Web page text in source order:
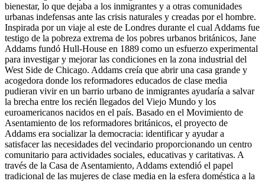
bienestar, lo que dejaba a los inmigrantes y a otras comunidades
urbanas indefensas ante las crisis naturales y creadas por el hombre.
Inspirada por un viaje al este de Londres durante el cual Addams fue
testigo de la pobreza extrema de los pobres urbanos británicos, Jane
Addams fundó Hull-House en 1889 como un esfuerzo experimental
para investigar y mejorar las condiciones en la zona industrial del
West Side de Chicago. Addams creía que abrir una casa grande y
acogedora donde los reformadores educados de clase media
pudieran vivir en un barrio urbano de inmigrantes ayudaría a salvar
la brecha entre los recién llegados del Viejo Mundo y los
euroamericanos nacidos en el país. Basado en el Movimiento de
Asentamiento de los reformadores británicos, el proyecto de
Addams era socializar la democracia: identificar y ayudar a
satisfacer las necesidades del vecindario proporcionando un centro
comunitario para actividades sociales, educativas y caritativas. A
través de la Casa de Asentamiento, Addams extendió el papel
tradicional de las mujeres de clase media en la esfera doméstica a la